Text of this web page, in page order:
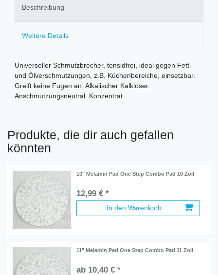
Beschreibung
Weitere Details
Universeller Schmutzbrecher, tensidfrei, ideal gegen Fett-
und Ölverschmutzungen, z.B. Küchenbereiche, einsetzbar.
Greift keine Fugen an. Alkalischer Kalklöser.
Anschmutzungsneutral. Konzentrat.
Produkte, die dir auch gefallen
könnten
10" Melamin Pad One Step Combo Pad 10 Zoll
12,99 € *
In den Warenkorb
11" Melamin Pad One Step Combo Pad 11 Zoll
ab 10,40 € *